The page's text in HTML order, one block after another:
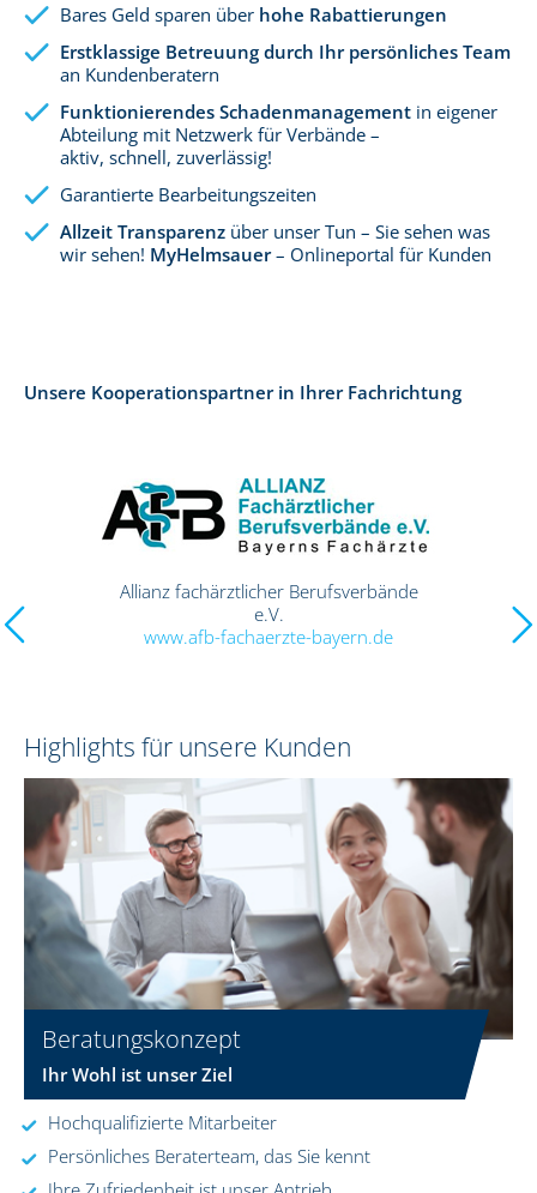
Bares Geld sparen über hohe Rabattierungen
Erstklassige Betreuung durch Ihr persönliches Team
an Kundenberatern
Funktionierendes Schadenmanagement in eigener
Abteilung mit Netzwerk für Verbände –
aktiv, schnell, zuverlässig!
Garantierte Bearbeitungszeiten
Allzeit Transparenz über unser Tun – Sie sehen was
wir sehen! MyHelmsauer– Onlineportal für Kunden
Unsere Kooperationspartner in Ihrer Fachrichtung
Allianz fachärztlicher Berufsverbände
e.V.
www.afb-fachaerzte-bayern.de
Highlights für unsere Kunden
Beratungskonzept
Ihr Wohl ist unser Ziel
Hochqualifizierte Mitarbeiter
Persönliches Beraterteam, das Sie kennt